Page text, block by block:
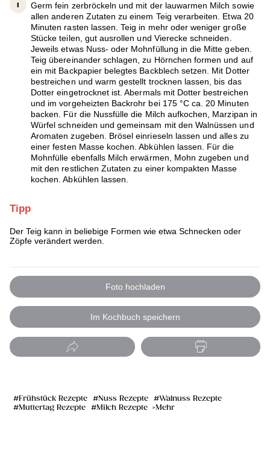
Germ fein zerbröckeln und mit der lauwarmen Milch sowie
allen anderen Zutaten zu einem Teig verarbeiten. Etwa 20
Minuten rasten lassen. Teig in mehr oder weniger große
Stücke teilen, gut ausrollen und Vierecke schneiden.
Jeweils etwas Nuss- oder Mohnfüllung in die Mitte geben.
Teig übereinander schlagen, zu Hörnchen formen und auf
ein mit Backpapier belegtes Backblech setzen. Mit Dotter
bestreichen und warm gestellt trocknen lassen, bis das
Dotter eingetrocknet ist. Abermals mit Dotter bestreichen
und im vorgeheizten Backrohr bei 175 °C ca. 20 Minuten
backen. Für die Nussfülle die Milch aufkochen, Marzipan in
Würfel schneiden und gemeinsam mit den Walnüssen und
Aromaten zugeben. Brösel einrieseln lassen und alles zu
einer festen Masse kochen. Abkühlen lassen. Für die
Mohnfülle ebenfalls Milch erwärmen, Mohn zugeben und
mit den restlichen Zutaten zu einer kompakten Masse
kochen. Abkühlen lassen.
Tipp
Der Teig kann in beliebige Formen wie etwa Schnecken oder
Zöpfe verändert werden.
Foto hochladen
Im Kochbuch speichern
Frühstück Rezepte Nuss Rezepte
Walnuss Rezepte
Muttertag Rezepte
Milch Rezepte Mehr